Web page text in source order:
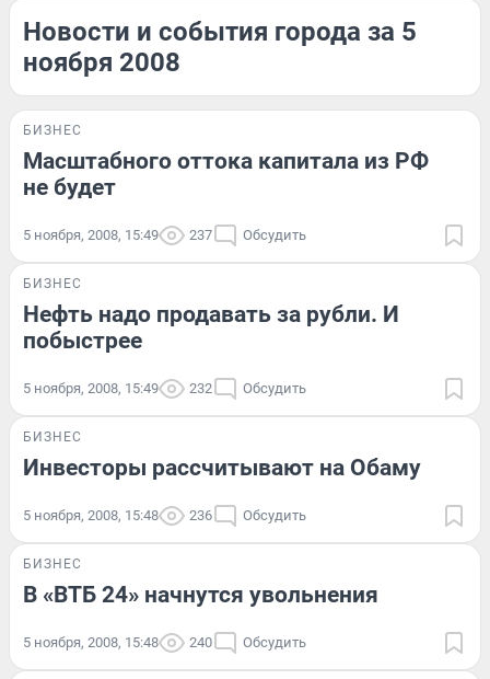
Новости и события города за 5
ноября 2008
БИЗНЕС
Масштабного оттока капитала из РФ
не будет
5 ноября, 2008, 15:49 237 Обсудить
БИЗНЕС
Нефть надо продавать за рубли. И
побыстрее
5 ноября, 2008, 15:49 232 Обсудить
БИЗНЕС
Инвесторы рассчитывают на Обаму
5 ноября, 2008, 15:48 236 Обсудить
БИЗНЕС
В «ВТБ 24» начнутся увольнения
5 ноября, 2008, 15:48 240 Обсудить